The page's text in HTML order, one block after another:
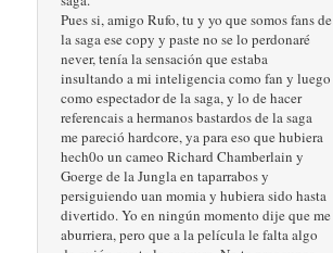
Pues si, amigo Rufo, tu y yo que somos fans de
la saga ese copy y paste no se lo perdonaré
never, tenía la sensación que estaba
insultando a mi inteligencia como fan y luego
como espectador de la saga, y lo de hacer
referencais a hermanos bastardos de la saga
me pareció hardcore, ya para eso que hubiera
hech0o un cameo Richard Chamberlain y
Goerge de la Jungla en taparrabos y
persiguiendo uan momia y hubiera sido hasta
divertido. Yo en ningún momento dije que me
aburriera, pero que a la película le falta algo